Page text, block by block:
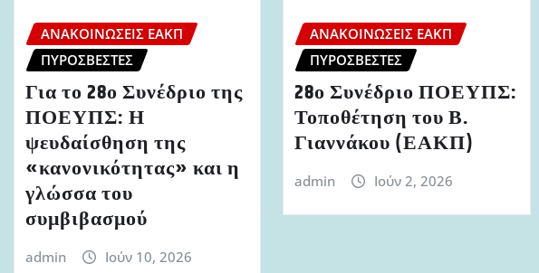
ΑΝΑΚΟΙΝΏΣΕΙΣ ΕΑΚΠ
ΠΥΡΟΣΒΈΣΤΕΣ
Για το 28ο Συνέδριο της
ΠΟΕΥΠΣ: Η
ψευδαίσθηση της
«κανονικότητας» και η
γλώσσα του
συμβιβασμού
admin Ιούν 10, 2026
ΑΝΑΚΟΙΝΏΣΕΙΣ ΕΑΚΠ
ΠΥΡΟΣΒΈΣΤΕΣ
28ο Συνέδριο ΠΟΕΥΠΣ:
Τοποθέτηση του Β.
Γιαννάκου (ΕΑΚΠ)
admin Ιούν 2, 2026